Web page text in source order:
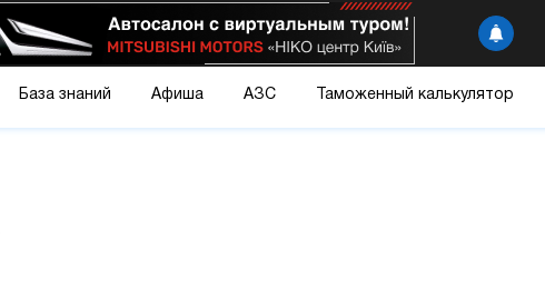
База знаний Афиша АЗС Таможенный калькулятор